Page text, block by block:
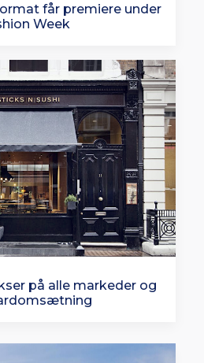
får premiere under
Week
på alle markeder og